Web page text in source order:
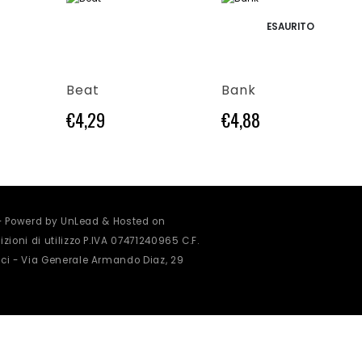
Questo prodotto ha più varianti. Le opzioni possono essere scelte nella pagina del prodotto
Beat
€4,29
ESAURITO
Questo prodotto ha più varianti. Le opzioni possono essere scelte nella pagina del prodotto
Bank
€4,88
by UnLead & Hosted on
di utilizzo P.IVA 07471240965 C.F.
- Via Generale Armando Diaz, 29